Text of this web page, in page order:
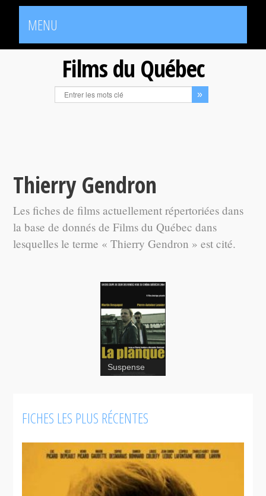
MENU
Films du Québec
Thierry Gendron
Les fiches de films actuellement répertoriées dans
la base de donnés de Films du Québec dans
lesquelles le terme « Thierry Gendron » est cité.
Suspense
FICHES LES PLUS RÉCENTES